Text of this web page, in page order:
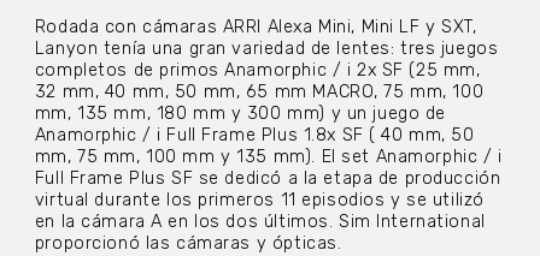
Rodada con cámaras ARRI Alexa Mini, Mini LF y SXT,
Lanyon tenía una gran variedad de lentes: tres juegos
completos de primos Anamorphic / i 2x SF (25 mm,
32 mm, 40 mm, 50 mm, 65 mm MACRO, 75 mm, 100
mm, 135 mm, 180 mm y 300 mm) y un juego de
Anamorphic / i Full Frame Plus 1.8x SF ( 40 mm, 50
mm, 75 mm, 100 mm y 135 mm). El set Anamorphic / i
Full Frame Plus SF se dedicó a la etapa de producción
virtual durante los primeros 11 episodios y se utilizó
en la cámara A en los dos últimos. Sim International
proporcionó las cámaras y ópticas.